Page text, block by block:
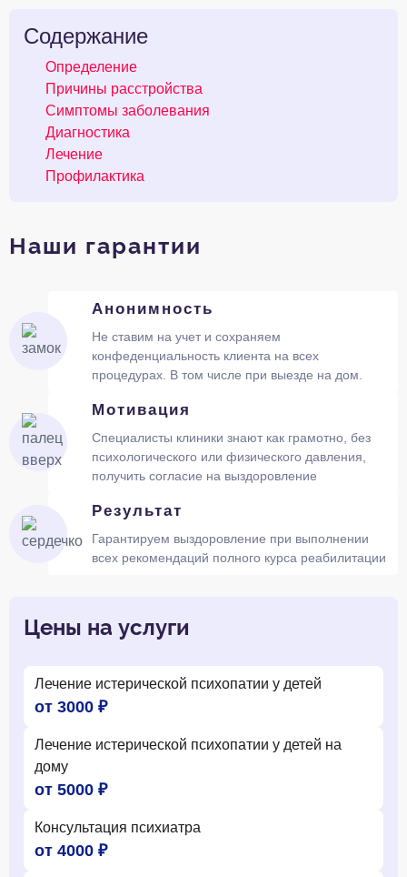
Содержание
Определение
Причины расстройства
Симптомы заболевания
Диагностика
Лечение
Профилактика
Наши гарантии
Анонимность
Не ставим на учет и сохраняем
конфеденциальность клиента на всех
процедурах. В том числе при выезде на дом.
Мотивация
Специалисты клиники знают как грамотно, без
психологического или физического давления,
получить согласие на выздоровление
Результат
Гарантируем выздоровление при выполнении
всех рекомендаций полного курса реабилитации
Цены на услуги
Лечение истерической психопатии у детей
от 3000 ₽
Лечение истерической психопатии у детей на
дому
от 5000 ₽
Консультация психиатра
от 4000 ₽